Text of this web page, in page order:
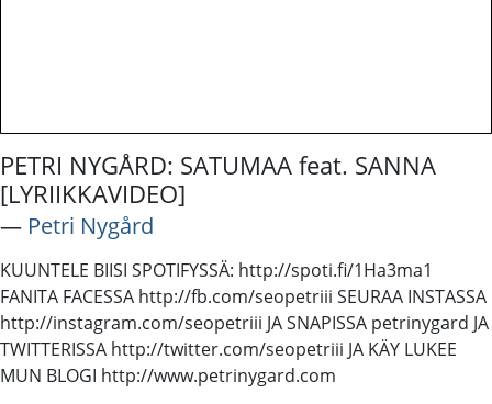
PETRI NYGÅRD: SATUMAA feat. SANNA
[LYRIIKKAVIDEO]
― Petri Nygård
KUUNTELE BIISI SPOTIFYSSÄ: http://spoti.fi/1Ha3ma1
FANITA FACESSA http://fb.com/seopetriii SEURAA INSTASSA
http://instagram.com/seopetriii JA SNAPISSA petrinygard JA
TWITTERISSA http://twitter.com/seopetriii JA KÄY LUKEE
MUN BLOGI http://www.petrinygard.com